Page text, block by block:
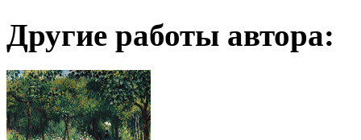
Другие работы автора: